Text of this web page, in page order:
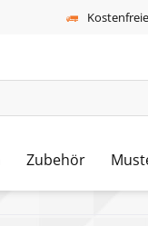
Zubehör